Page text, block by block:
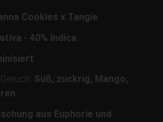
Cookies x Tangie
- 40% Indica
Süß, zuckrig, Mango,
aus Euphorie und